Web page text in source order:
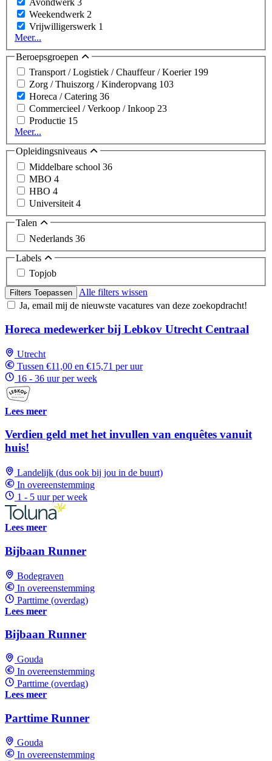
Weekendwerk 2
Vrijwilligerswerk 1
Meer...
Beroepsgroepen
Transport / Logistiek / Chauffeur / Koerier 199
Zorg / Thuiszorg / Kinderopvang 103
Horeca / Catering 36
Commercieel / Verkoop / Inkoop 23
Productie 15
Meer...
Opleidingsniveaus
Middelbare school 36
MBO 4
HBO 4
Universiteit 4
Talen
Nederlands 36
Labels
Topjob
Filters Toepassen
Alle filters wissen
Ja, email mij de nieuwste vacatures van deze zoekopdracht!
Horeca medewerker bij Lebkov Utrecht Centraal
Utrecht
Tussen €11,00 en €15,71 per uur
16 - 36 uur per week
Lees meer
Verdien geld met het invullen van enquêtes vanuit
huis!
Landelijk (dus ook bij jou in de buurt)
In overeenstemming
1 - 5 uur per week
Lees meer
Bijbaan Runner
Bodegraven
In overeenstemming
Parttime (overdag)
Lees meer
Bijbaan Runner
Gouda
In overeenstemming
Parttime (overdag)
Lees meer
Parttime Runner
Gouda
In overeenstemming